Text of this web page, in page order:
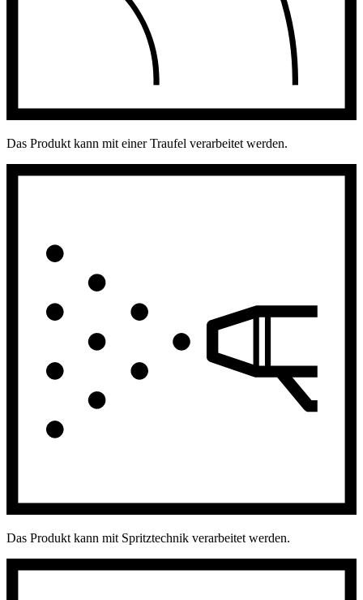
Das Produkt kann mit einer Traufel verarbeitet werden.
Das Produkt kann mit Spritztechnik verarbeitet werden.